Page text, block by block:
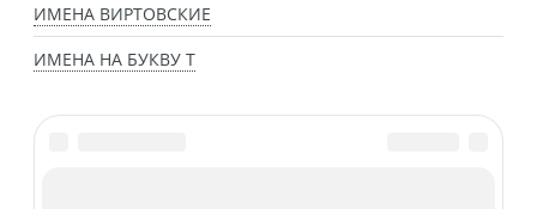
ИМЕНА ВИРТОВСКИЕ
ИМЕНА НА БУКВУ Т